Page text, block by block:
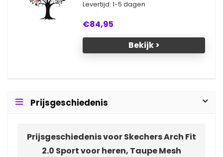
Levertijd: 1-5 dagen
€84,95
Bekijk >
Prijsgeschiedenis
Prijsgeschiedenis voor Skechers Arch Fit
2.0 Sport voor heren, Taupe Mesh